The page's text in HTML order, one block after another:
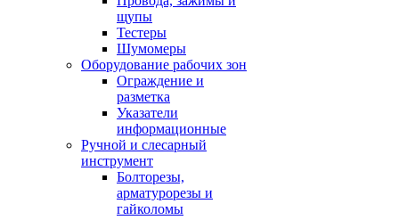
щупы
Тестеры
Шумомеры
Оборудование рабочих зон
Ограждение и
разметка
Указатели
информационные
Ручной и слесарный
инструмент
Болторезы,
арматурорезы и
гайколомы